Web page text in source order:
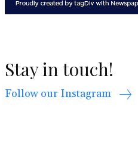
Stay in touch!
Follow our Instagram